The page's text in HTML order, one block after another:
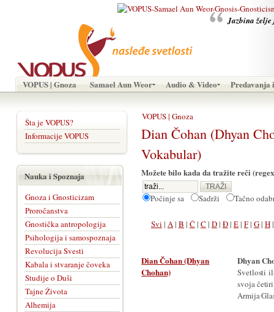
Jazbina želje
VOPUS | Gnoza Samael Aun Weor Audio & Video Predavanja
VOPUS | Gnoza
Dian Čohan (Dhyan
Vokabular)
Možete bilo kada da tražite reči
Počinje sa Sadrži Tačno
Svi | A| B | Č | C | D| Đ| E| F| G| H
Dian Čohan (Dhyan
Chohan)
Dhyan
Svetlosti
svoja
Armija
Šta je VOPUS?
Informacije VOPUS
Nauka i Spoznaja
Gnoza i Gnosticizam
Proročanstva
Gnostička antropologija
Psihologija i samospoznaja
Revolucija Svesti
Kabala i stvaranje čoveka
Studije o Duši
Tajne Života
Alhemija